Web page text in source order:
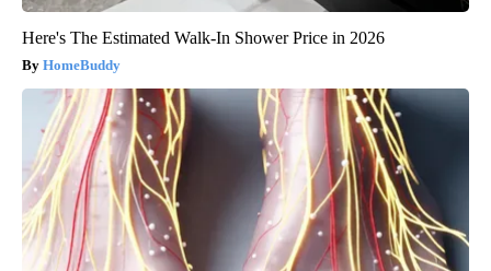
Here's The Estimated Walk-In Shower Price in 2026
HomeBuddy